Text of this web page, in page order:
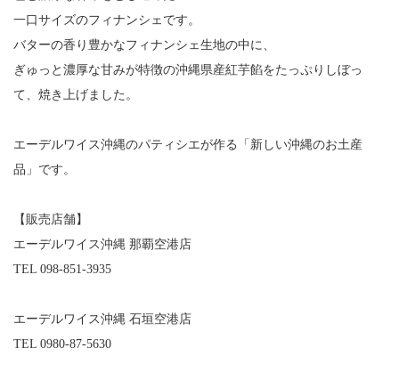
一口サイズのフィナンシェです。
バターの香り豊かなフィナンシェ生地の中に、
ぎゅっと濃厚な甘みが特徴の沖縄県産紅芋餡をたっぷりしぼっ
て、焼き上げました。
エーデルワイス沖縄のパティシエが作る「新しい沖縄のお土産
品」です。
【販売店舗】
エーデルワイス沖縄 那覇空港店
TEL 098-851-3935
エーデルワイス沖縄 石垣空港店
TEL 0980-87-5630